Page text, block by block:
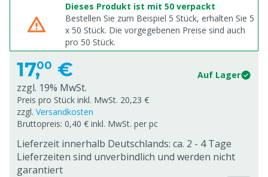
Dieses Produkt ist mit 50 verpackt
Bestellen Sie zum Beispiel 5 Stück, erhalten Sie 5
x 50 Stück. Die vorgegebenen Preise sind auch
pro 50 Stück.
17,00 € Auf Lager
zzgl. 19% MwSt.
Preis pro Stück inkl. MwSt. 20,23 €
zzgl. Versandkosten
Bruttopreis: 0,40 € inkl. MwSt. per pc
Lieferzeit innerhalb Deutschlands: ca. 2 - 4 Tage
Lieferzeiten sind unverbindlich und werden nicht
garantiert